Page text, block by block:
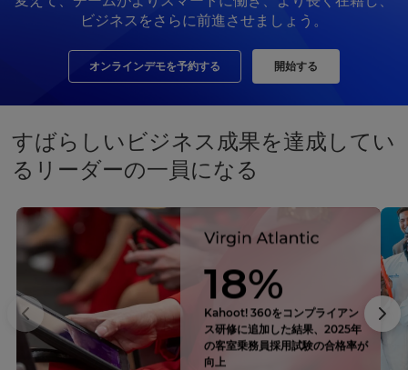
ビジネスをさらに前進させましょう。
オンラインデモを予約する 開始する
すばらしいビジネス成果を達成してい
るリーダーの一員になる
18%
Kahoot! 360をコンプライアン
ス研修に追加した結果、2025年
の客室乗務員採用試験の合格率が
向上